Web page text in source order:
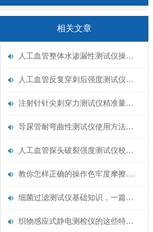
相关文章
人工血管整体水渗漏性测试仪操作中最容易出错的步骤
人工血管反复穿刺后强度测试仪是什么？透析患者的“生命管“质量靠它把关！
注射针针尖刺穿力测试仪精准量化针尖锋利度，构筑临床安全防线
导尿管耐弯曲性测试仪使用方法与操作规范
人工血管探头破裂强度测试仪校准规范：精准赋能医疗安全的技术基准
教你怎样正确的操作色牢度摩擦测试机
细菌过滤测试仪基础知识，一篇搞定
织物感应式静电测检仪的这些特点很少有人都知道